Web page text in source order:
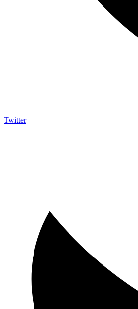
Twitter